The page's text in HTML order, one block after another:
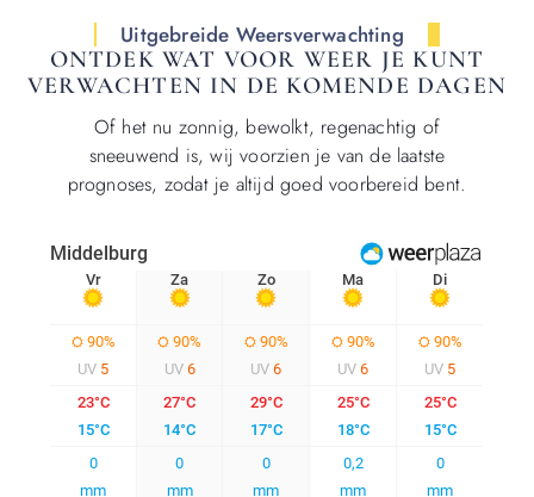
Uitgebreide Weersverwachting
ONTDEK WAT VOOR WEER JE KUNT
VERWACHTEN IN DE KOMENDE DAGEN
Of het nu zonnig, bewolkt, regenachtig of
sneeuwend is, wij voorzien je van de laatste
prognoses, zodat je altijd goed voorbereid bent.